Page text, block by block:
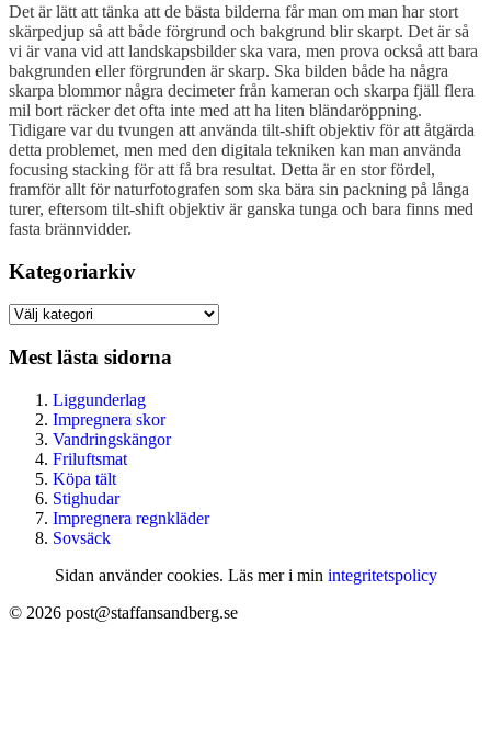
Det är lätt att tänka att de bästa bilderna får man om man har stort
skärpedjup så att både förgrund och bakgrund blir skarpt. Det är så
vi är vana vid att landskapsbilder ska vara, men prova också att bara
bakgrunden eller förgrunden är skarp. Ska bilden både ha några
skarpa blommor några decimeter från kameran och skarpa fjäll flera
mil bort räcker det ofta inte med att ha liten bländaröppning.
Tidigare var du tvungen att använda tilt-shift objektiv för att åtgärda
detta problemet, men med den digitala tekniken kan man använda
focusing stacking för att få bra resultat. Detta är en stor fördel,
framför allt för naturfotografen som ska bära sin packning på långa
turer, eftersom tilt-shift objektiv är ganska tunga och bara finns med
fasta brännvidder.
Kategoriarkiv
Kategoriarkiv
Mest lästa sidorna
Liggunderlag
Impregnera skor
Vandringskängor
Friluftsmat
Köpa tält
Stighudar
Impregnera regnkläder
Sovsäck
Sidan använder cookies. Läs mer i min integritetspolicy
© 2026 post@staffansandberg.se